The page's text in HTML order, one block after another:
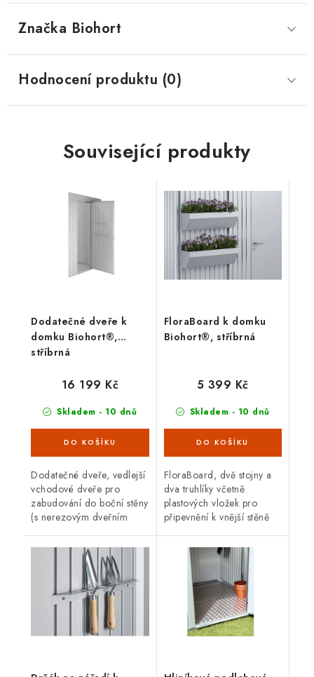
Značka Biohort
Hodnocení produktu (0)
Související produkty
Dodatečné dveře k
domku Biohort®,
stříbrná
Skladem - 10 dnů
16 199 Kč
Dodatečné dveře, vedlejší
vchodové dveře pro
zabudování do boční stěny
(s nerezovým dveřním
trojnásobné závory,
tlakové plynové pružiny,
pantů, dvou držáků na...
FloraBoard k domku
Biohort®, stříbrná
Skladem - 10 dnů
5 399 Kč
FloraBoard, dvě stojny a
dva truhlíky včetně
plastových vložek pro
připevnění k vnější stěně
možno umístit několik
květinových truhlíků.